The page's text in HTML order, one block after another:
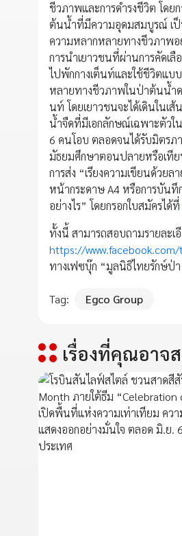
ชีวภาพและการดำรงชีวิต โด
ต้นน้ำที่มีความอุดมสมบูรณ์ เป็
ความหลากหลายทางชีวภาพอ
การนำเยาวชนที่ผ่านการคัดเ
ไปพักกางเต็นท์และใช้ชีวิตแบ
หลายทางชีวภาพในป่าต้นน้ำ
นท์ โดยเยาวชนจะได้เดินใน
น้ำจืดที่มีเอกลักษณ์เฉพาะตัวใ
6 คนโอบ ตลอดจนได้รับมิตรภ
มัธยมศึกษาตอนปลายหรือเทีย
การส่ง “เรียงความเขียนด้วยล
หน้ากระดาษ A4 หรือการบัน
อย่างไร” โดยกรอกใบสมัครได้ที่
ทั้งนี้ สามารถสอบถามรายละเ
https://
ทางเฟซบุ๊ก “มูลนิธิไทยรักษ์ป่า
Tag: Egco Group
เรื่องที่คุณอาจ